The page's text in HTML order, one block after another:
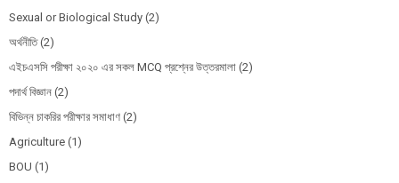
Sexual or Biological Study (2)
অর্থনীতি (2)
এইচএসসি পরীক্ষা ২০২০ এর সকল MCQ প্রশ্নের উত্তরমালা (2)
পদার্থ বিজ্ঞান (2)
বিভিন্ন চাকরির পরীক্ষার সমাধাণ (2)
Agriculture (1)
BOU (1)